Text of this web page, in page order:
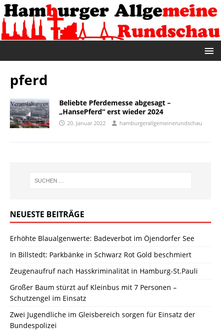
pferd
Beliebte Pferdemesse abgesagt –
„HansePferd“ erst wieder 2024
20. Januar 2022 hamburgerallgemeinerundschau
NEUESTE BEITRÄGE
Erhöhte Blaualgenwerte: Badeverbot im Öjendorfer See
In Billstedt: Parkbänke in Schwarz Rot Gold beschmiert
Zeugenaufruf nach Hasskriminalität in Hamburg-St.Pauli
Großer Baum stürzt auf Kleinbus mit 7 Personen –
Schutzengel im Einsatz
Zwei Jugendliche im Gleisbereich sorgen für Einsatz der
Bundespolizei